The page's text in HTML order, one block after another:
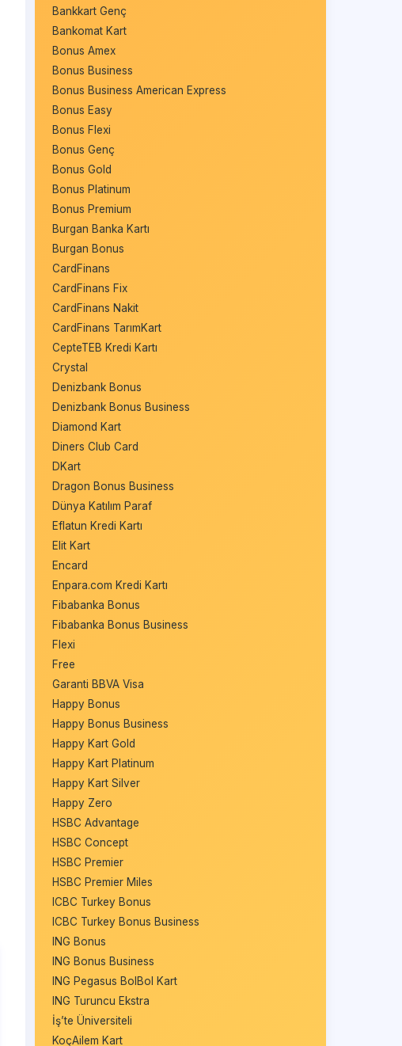
Bankkart Genç
Bankomat Kart
Bonus Amex
Bonus Business
Bonus Business American Express
Bonus Easy
Bonus Flexi
Bonus Genç
Bonus Gold
Bonus Platinum
Bonus Premium
Burgan Banka Kartı
Burgan Bonus
CardFinans
CardFinans Fix
CardFinans Nakit
CardFinans TarımKart
CepteTEB Kredi Kartı
Crystal
Denizbank Bonus
Denizbank Bonus Business
Diamond Kart
Diners Club Card
DKart
Dragon Bonus Business
Dünya Katılım Paraf
Eflatun Kredi Kartı
Elit Kart
Encard
Enpara.com Kredi Kartı
Fibabanka Bonus
Fibabanka Bonus Business
Flexi
Free
Garanti BBVA Visa
Happy Bonus
Happy Bonus Business
Happy Kart Gold
Happy Kart Platinum
Happy Kart Silver
Happy Zero
HSBC Advantage
HSBC Concept
HSBC Premier
HSBC Premier Miles
ICBC Turkey Bonus
ICBC Turkey Bonus Business
ING Bonus
ING Bonus Business
ING Pegasus BolBol Kart
ING Turuncu Ekstra
İş’te Üniversiteli
KoçAilem Kart